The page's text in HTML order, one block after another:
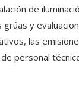
de
y
las
personal